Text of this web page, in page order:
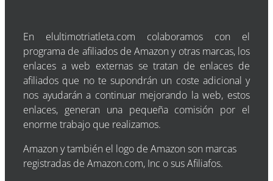
En elultimotriatleta.com colaboramos con el
programa de afiliados de Amazon y otras marcas, los
enlaces a web externas se tratan de enlaces de
afiliados que no te supondrán un coste adicional y
nos ayudarán a continuar mejorando la web, estos
enlaces, generan una pequeña comisión por el
enorme trabajo que realizamos.
Amazon y también el logo de Amazon son marcas
registradas de Amazon.com, Inc o sus Afiliafos.